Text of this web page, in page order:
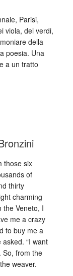
Parisi,
viola, dei verdi,
della
poesia. Una
a un tratto
those six
of
thirty
charming
the Veneto, I
me a crazy
to buy me a
asked. “I want
So, from the
weaver.